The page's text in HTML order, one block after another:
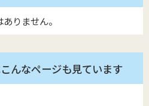
りません。
んなページも見ています